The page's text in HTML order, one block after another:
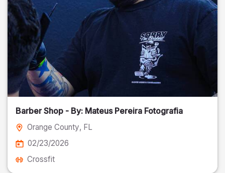
Barber Shop - By: Mateus Pereira Fotografia
Orange County, FL
02/23/2026
Crossfit